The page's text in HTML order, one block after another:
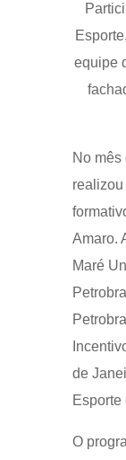
equipe
No mês
Amaro.
Maré
de
Esporte
O